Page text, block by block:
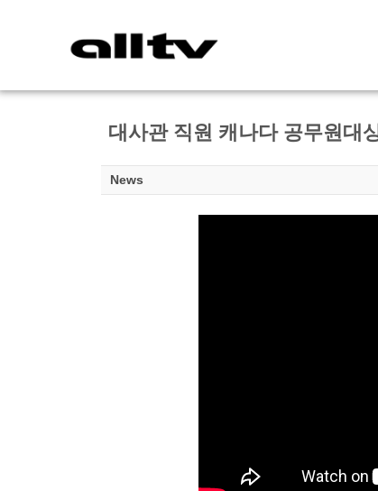
대사관 직원 캐나다 공무원대
News